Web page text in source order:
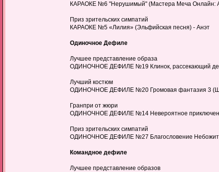
КАРАОКЕ №6 "Нерушимый" (Мастера Меча Онлайн:
Приз зрительских симпатий
КАРАОКЕ №5 «Лилия» (Эльфийская песня) - Анэт
Одиночное Дефиле
Лучшее представление образа
ОДИНОЧНОЕ ДЕФИЛЕ №19 Клинок, рассекающий
Лучший костюм
ОДИНОЧНОЕ ДЕФИЛЕ №20 Громовая фантазия 3
Гранпри от жюри
ОДИНОЧНОЕ ДЕФИЛЕ №14 Невероятное
Приз зрительских симпатий
ОДИНОЧНОЕ ДЕФИЛЕ №27 Благословение
Командное дефиле
Лучшее представление образов